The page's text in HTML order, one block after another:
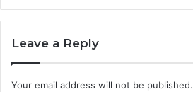
Leave a Reply
Your email address will not be published.